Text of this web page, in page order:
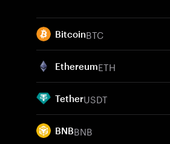
BitcoinBTC
EthereumETH
TetherUSDT
BNBBNB